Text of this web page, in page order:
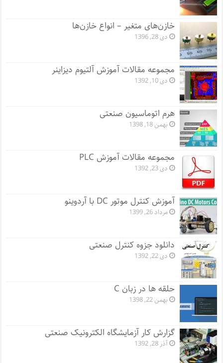
خازن‌های متغیر – انواع خازن‌ها
دی 28, 1396
مجموعه مقالات آموزش آلتیوم دیزاینر
دی 10, 1392
هرم اتوماسیون صنعتی
بهمن 18, 1398
مجموعه مقالات آموزش PLC
دی 23, 1392
آموزش کنترل موتور DC با آردوینو
مرداد 26, 1399
دانلود جزوه کنترل صنعتی
دی 22, 1392
حلقه ها در زبان C
بهمن 22, 1398
گزارش کار آزمایشگاه الکترونیک صنعتی
آذر 28, 1392